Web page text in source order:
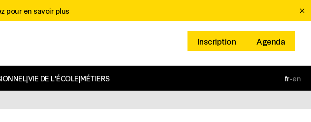
pour en savoir plus
Inscription Agenda
|VIE DE L'ÉCOLE|MÉTIERS en
-
fr